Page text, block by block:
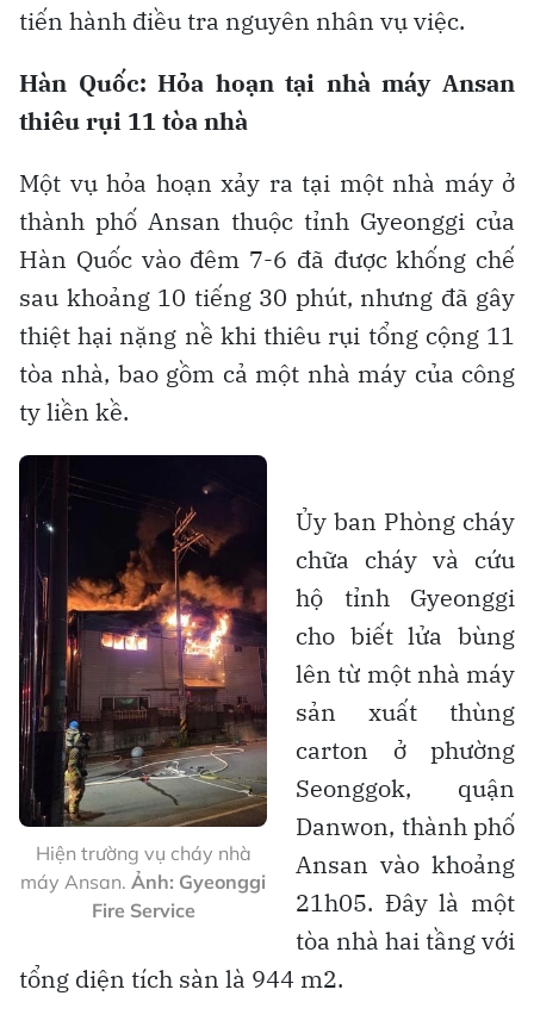
tiến hành điều tra nguyên nhân vụ việc.
Hàn Quốc: Hỏa hoạn tại nhà máy Ansan
thiêu rụi 11 tòa nhà
Một vụ hỏa hoạn xảy ra tại một nhà máy ở
thành phố Ansan thuộc tỉnh Gyeonggi của
Hàn Quốc vào đêm 7-6 đã được khống chế
sau khoảng 10 tiếng 30 phút, nhưng đã gây
thiệt hại nặng nề khi thiêu rụi tổng cộng 11
tòa nhà, bao gồm cả một nhà máy của công
ty liền kề.
Hiện trường vụ cháy nhà
máy Ansan. Ảnh: Gyeonggi
Fire Service
Ủy ban Phòng cháy
chữa cháy và cứu
hộ tỉnh Gyeonggi
cho biết lửa bùng
lên từ một nhà máy
sản xuất thùng
carton ở phường
Seonggok, quận
Danwon, thành phố
Ansan vào khoảng
21h05. Đây là một
tòa nhà hai tầng với
tổng diện tích sàn là 944 m2.